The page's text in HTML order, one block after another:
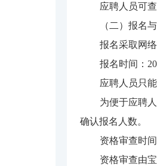
应聘人员可
（二）报名
报名采取网
报名时间：
应聘人员只
为便于应聘
确认报名人数。
资格审查时间
资格审查由